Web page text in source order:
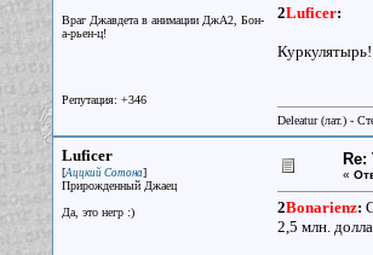
Враг Джавдета в анимации ДжА2, Бон-
а-рьен-ц!
Репутация: +346
2Luficer:
Deleatur (лат.) -
Luficer
[Аццкий Сотона]
Прирожденный Джаец
Да, это негр :)
Re:
«
2Bonarienz:
2,5 млн.